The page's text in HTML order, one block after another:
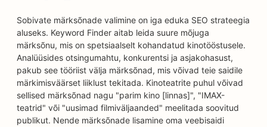
Sobivate märksõnade valimine on iga eduka SEO strateegia
aluseks. Keyword Finder aitab leida suure mõjuga
märksõnu, mis on spetsiaalselt kohandatud kinotööstusele.
Analüüsides otsingumahtu, konkurentsi ja asjakohasust,
pakub see tööriist välja märksõnad, mis võivad teie saidile
märkimisväärset liiklust tekitada. Kinoteatrite puhul võivad
sellised märksõnad nagu "parim kino [linnas]", "IMAX-
teatrid" või "uusimad filmiväljaanded" meelitada soovitud
publikut. Nende märksõnade lisamine oma veebisaidi